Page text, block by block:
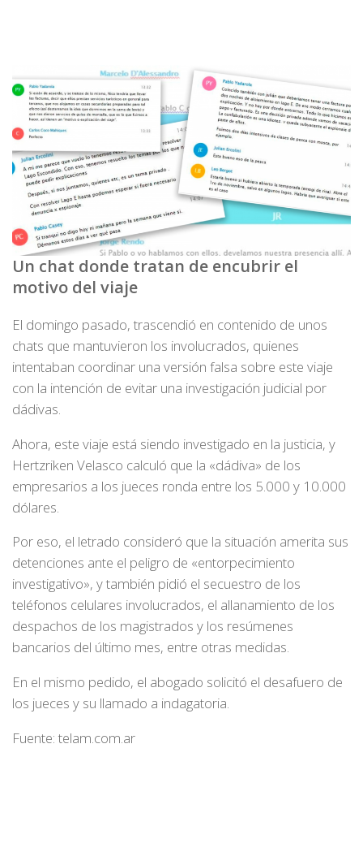
Un chat donde tratan de encubrir el
motivo del viaje
El domingo pasado, trascendió en contenido de unos
chats que mantuvieron los involucrados, quienes
intentaban coordinar una versión falsa sobre este viaje
con la intención de evitar una investigación judicial por
dádivas.
Ahora, este viaje está siendo investigado en la justicia, y
Hertzriken Velasco calculó que la «dádiva» de los
empresarios a los jueces ronda entre los 5.000 y 10.000
dólares.
Por eso, el letrado consideró que la situación amerita sus
detenciones ante el peligro de «entorpecimiento
investigativo», y también pidió el secuestro de los
teléfonos celulares involucrados, el allanamiento de los
despachos de los magistrados y los resúmenes
bancarios del último mes, entre otras medidas.
En el mismo pedido, el abogado solicitó el desafuero de
los jueces y su llamado a indagatoria.
Fuente: telam.com.ar